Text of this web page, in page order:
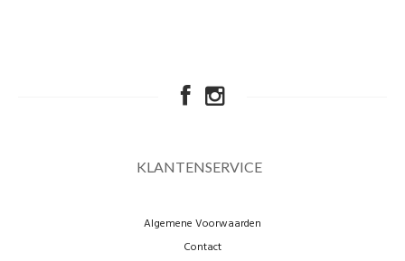
KLANTENSERVICE
Algemene Voorwaarden
Contact